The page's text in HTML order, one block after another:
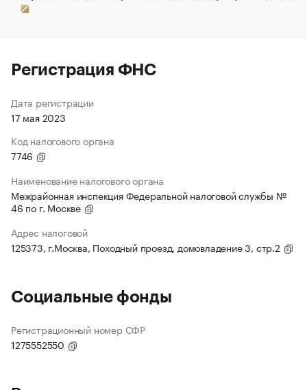
Регистрация ФНС
Дата регистрации
17 мая 2023
Код налогового органа
7746
Наименование налогового органа
Межрайонная инспекция Федеральной налоговой службы №
46 по г. Москве
Адрес налоговой
125373, г.Москва, Походный проезд, домовладение 3, стр.2
Социальные фонды
Регистрационный номер СФР
1275552550